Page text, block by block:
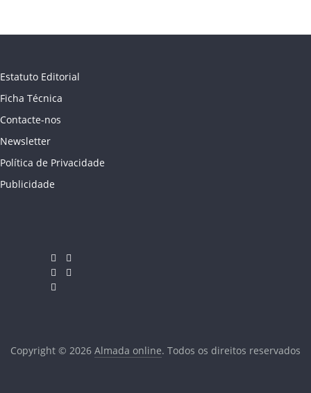
Estatuto Editorial
Ficha Técnica
Contacte-nos
Newsletter
Política de Privacidade
Publicidade
Copyright © 2026 Almada online. Todos os direitos reservados